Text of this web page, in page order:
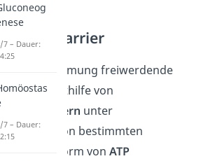
bei der Zellatmung freiwerdende
kann mithilfe von
unter
Reduktion von bestimmten
in Form von ATP
7 – Dauer:
7 – Dauer: